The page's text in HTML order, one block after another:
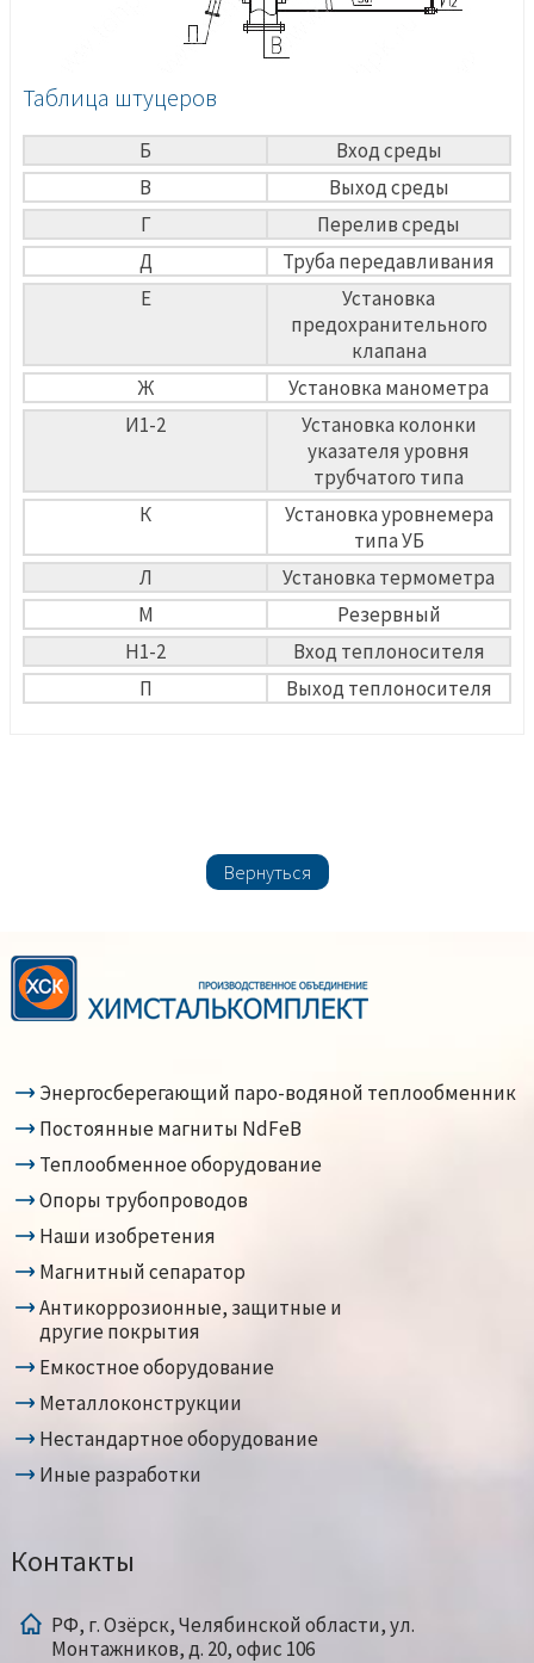
Таблица штуцеров
Б
Вход среды
В
Выход среды
Г
Перелив среды
Д
Труба передавливания
Е
Установка
предохранительного
клапана
Ж
Установка манометра
И1-2
Установка колонки
указателя уровня
трубчатого типа
К
Установка уровнемера
типа УБ
Л
Установка термометра
М
Резервный
Н1-2
Вход теплоносителя
П
Выход теплоносителя
Вернуться
Энергосберегающий паро-водяной теплообменник
Постоянные магниты NdFeB
Теплообменное оборудование
Опоры трубопроводов
Наши изобретения
Магнитный сепаратор
Антикоррозионные, защитные и
другие покрытия
Емкостное оборудование
Металлоконструкции
Нестандартное оборудование
Иные разработки
Контакты
РФ, г. Озёрск, Челябинской области, ул.
Монтажников, д. 20, офис 106